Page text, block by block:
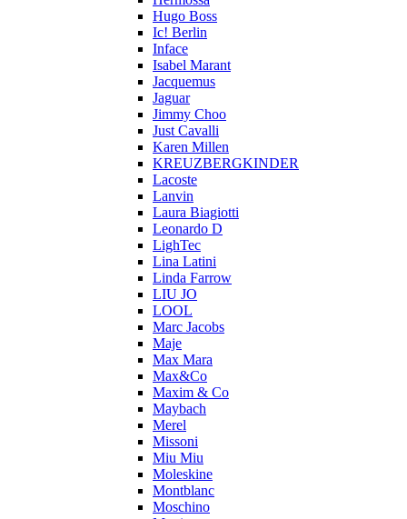
Hugo Boss
Ic! Berlin
Inface
Isabel Marant
Jacquemus
Jaguar
Jimmy Choo
Just Cavalli
Karen Millen
KREUZBERGKINDER
Lacoste
Lanvin
Laura Biagiotti
Leonardo D
LighTec
Lina Latini
Linda Farrow
LIU JO
LOOL
Marc Jacobs
Maje
Max Mara
Max&Co
Maxim & Co
Maybach
Merel
Missoni
Miu Miu
Moleskine
Montblanc
Moschino